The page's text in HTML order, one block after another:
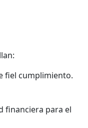
fiel cumplimiento.
financiera para el